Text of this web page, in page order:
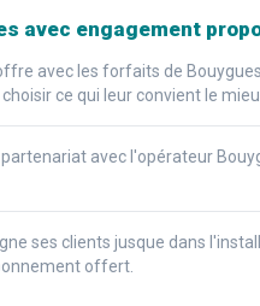
avec engagement
avec les forfaits de
ce qui leur convient le
partenariat avec l'opérateur
ses clients jusque dans
offert.